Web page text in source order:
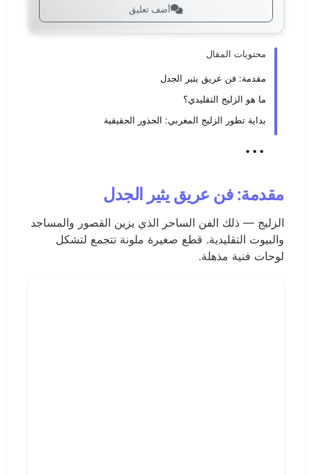
أضف تعليق
محتويات المقال
مقدمة: فن عريق يثير الجدل
ما هو الزليج التقليدي؟
بداية تطور الزليج المغربي: الجذور الحقيقية
...
مقدمة: فن عريق يثير الجدل
الزليج — ذلك الفن الساحر الذي يزين القصور والمساجد
والبيوت التقليدية. قطع صغيرة ملونة تتجمع لتشكل
لوحات فنية مذهلة.